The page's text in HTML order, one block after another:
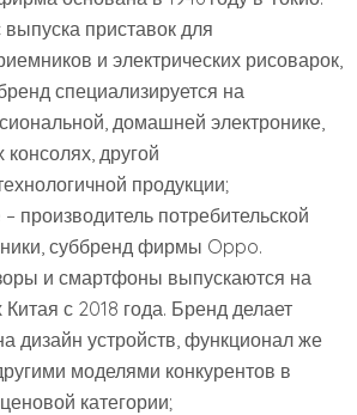
приставок для
и электрических рисоварок,
специализируется на
домашней электронике,
консолях, другой
продукции;
– производитель потребительской
суббренд фирмы Oppo.
и смартфоны выпускаются на
Китая с 2018 года. Бренд делает
дизайн устройств, функционал же
моделями конкурентов в
категории;